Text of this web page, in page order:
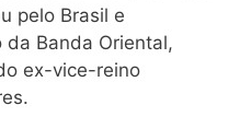
pelo Brasil e
Banda Oriental,
ex-vice-reino